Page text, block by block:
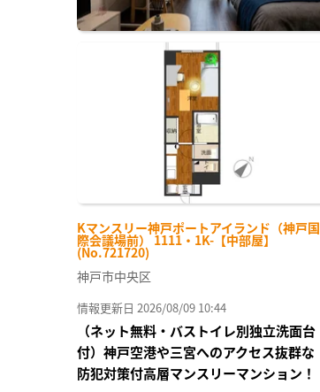
Kマンスリー神戸ポートアイランド（神戸国
際会議場前） 1111・1K-【中部屋】
(No.721720)
神戸市中央区
情報更新日 2026/08/09 10:44
（ネット無料・バストイレ別独立洗面台
付）神戸空港や三宮へのアクセス抜群な
防犯対策付高層マンスリーマンション！